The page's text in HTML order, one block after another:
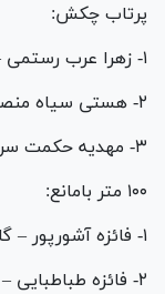
پرتاب چکش:
۱- زهرا عرب رستمی – تهران – ۵۳.۸۴ متر
۲- هستی سیاه منصوری – تهران – ۴۸.۷۶ متر
۳- مهدیه حکمت سرا – مرکزی – ۴۸.۴۲ متر
۱۰۰ متر بامانع:
۱- فائزه آشورپور – گلستان – ۱۳.۷۹ ثانیه
۲- فائزه طباطبایی – گلستان – ۱۴.۱۷ ثانیه